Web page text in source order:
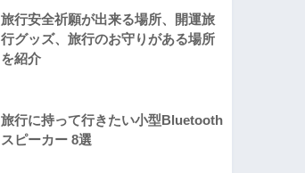
旅行安全祈願が出来る場所、開運旅
行グッズ、旅行のお守りがある場所
を紹介
旅行に持って行きたい小型Bluetooth
スピーカー 8選